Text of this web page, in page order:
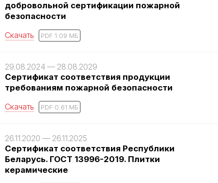
добровольной сертификации пожарной
безопасности
Скачать
PDF 1.09 MБ
29.08.2024 — 28.08.2029
Сертификат соответствия продукции
требованиям пожарной безопасности
Скачать
PDF 0.61 MБ
26.11.2020 — 26.11.2025
Сертификат соответствия Республики
Беларусь. ГОСТ 13996-2019. Плитки
керамические